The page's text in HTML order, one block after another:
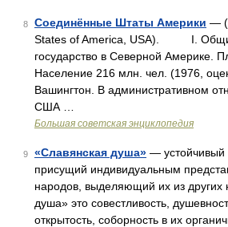
8 Соединённые Штаты Америки —
States of America, USA). I.
государство в Северной Америке.
Население 216 млн. чел. (1976,
Вашингтон. В административном
США …
Большая советская энциклопедия
9 «Славянская душа» — устойчивый
присущий индивидуальным
народов, выделяющий их из других
душа» это совестливость,
открытость, соборность в их